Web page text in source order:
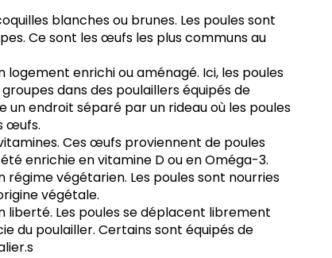
blanches ou brunes. Les poules sont
Ce sont les œufs les plus communs au
logement enrichi ou aménagé. Ici, les poules
dans des poulaillers équipés de
un endroit séparé par un rideau où les poules
œufs.
. Ces œufs proviennent de poules
enrichie en vitamine D ou en Oméga-3.
régime végétarien. Les poules sont nourries
végétale.
liberté. Les poules se déplacent librement
du poulailler. Certains sont équipés de